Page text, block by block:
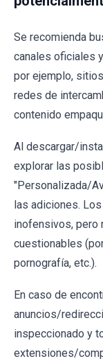
Se recomienda
canales oficiales
por ejemplo,
redes de
contenido
Al descargar/
explorar las
"Personalizada/
las adiciones.
inofensivos, pero
cuestionables
pornografía, etc.).
En caso de
anuncios/
inspeccionado y
extensiones/